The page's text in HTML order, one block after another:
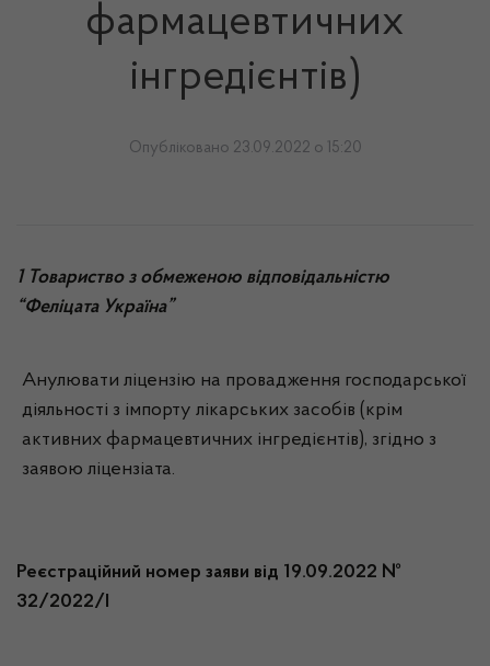
фармацевтичних
інгредієнтів)
Опубліковано 23.09.2022 о 15:20
1 Товариство з обмеженою відповідальністю
“Феліцата Україна”
Анулювати ліцензію на провадження господарської
діяльності з імпорту лікарських засобів (крім
активних фармацевтичних інгредієнтів), згідно з
заявою ліцензіата.
Реєстраційний номер заяви від 19.09.2022 №
32/2022/І